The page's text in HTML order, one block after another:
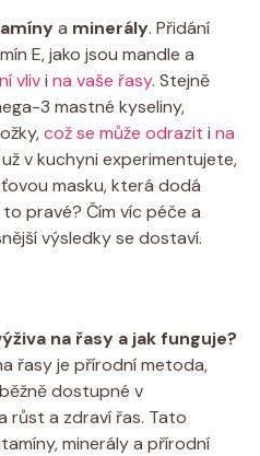
a minerály. Přidání
E, jako ⁣jsou mandle‌ a
vliv‍ i na vaše řasy. Stejně
3 mastné kyseliny,
což se může odrazit ‍ i na
už ​v kuchyni experimentujete,
masku,‍ která dodá
pravé? Čím víc péče ‌a
výsledky⁣ se dostaví.
⁣na řasy a jak funguje?
řasy je přírodní metoda,
dostupné v
růst⁣ a zdraví ⁢řas. Tato
minerály a přírodní‌